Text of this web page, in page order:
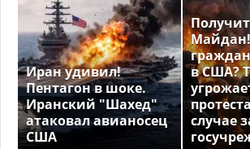
Иран удивил!
Пентагон в шоке.
Иранский "Шахед"
атаковал авианосец
США
в США?
случае